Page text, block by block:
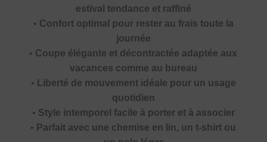
estival tendance et raffiné
• Confort optimal pour rester au frais toute la
journée
• Coupe élégante et décontractée adaptée aux
vacances comme au bureau
• Liberté de mouvement idéale pour un usage
quotidien
• Style intemporel facile à porter et à associer
• Parfait avec une chemise en lin, un t-shirt ou